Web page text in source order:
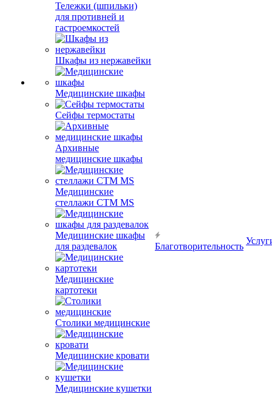
Тележки (шпильки)
для противней и
гастроемкостей
Шкафы из нержавейки
Медицинские шкафы
Сейфы термостаты
Архивные
медицинские шкафы
Медицинские
стеллажи CTM MS
Медицинские шкафы
для раздевалок
Медицинские
картотеки
Столики медицинские
Медицинские кровати
Медицинские кушетки
Благотворительность